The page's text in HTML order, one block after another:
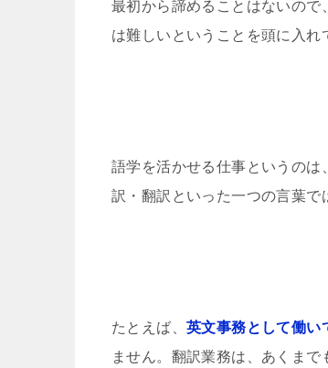
最初から諦めることはないの
は難しいということを頭に入れ
語学を活かせる仕事というのは
訳・翻訳といった一つの言葉で
たとえば、 英文事務として働い
ません。翻訳業務は、あくま